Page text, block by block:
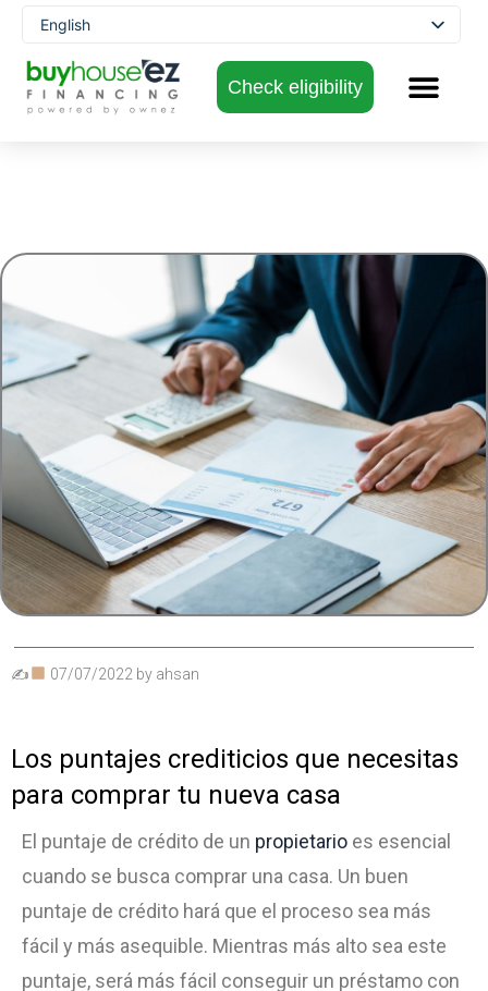
Skip
content
Check eligibility
English
Spanish
✍ 07/07/2022 by ahsan
Los puntajes crediticios que necesitas
para comprar tu nueva casa
El puntaje de crédito de un propietario es esencial
cuando se busca comprar una casa. Un buen
puntaje de crédito hará que el proceso sea más
fácil y más asequible. Mientras más alto sea este
puntaje, será más fácil conseguir un préstamo con